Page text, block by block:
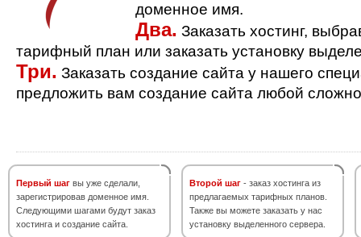
доменное имя.
Два. Заказать хостинг,
тарифный план или заказать установку
Три. Заказать создание сайта у нашего
предложить вам создание сайта любой
Первый шаг вы уже сделали,
зарегистрировав доменное имя.
Следующими шагами будут заказ
хостинга и создание сайта.
Второй шаг - заказ хостинга из
предлагаемых тарифных планов.
Также вы можете заказать у нас
установку выделенного сервера.